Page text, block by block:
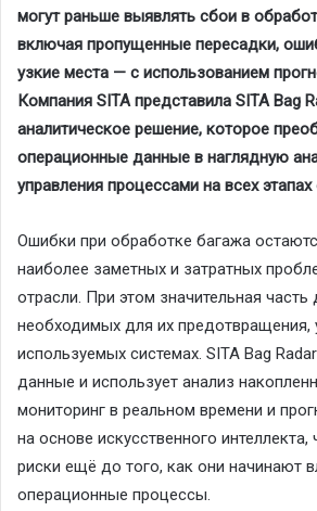
могут раньше выявлять сбои в
включая пропущенные пересадки,
узкие места — с использованием
Компания SITA представила SITA Bag
аналитическое решение, которое
операционные данные в наглядную
управления процессами на всех
Ошибки при обработке багажа
наиболее заметных и затратных
отрасли. При этом значительная часть
необходимых для их предотвращения,
используемых системах. SITA Bag
данные и использует анализ
мониторинг в реальном времени и
на основе искусственного
риски ещё до того, как они начинают
операционные процессы.